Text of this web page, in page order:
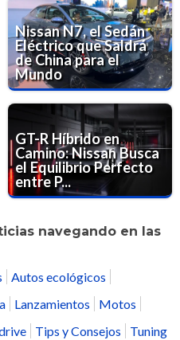
Nissan N7, el Sedán
Eléctrico que Saldrá
de China para el
Mundo
GT-R Híbrido en
Camino: Nissan Busca
el Equilibrio Perfecto
entre P...
navegando en las
Autos ecológicos
Lanzamientos
Motos
Tips y Consejos Tuning